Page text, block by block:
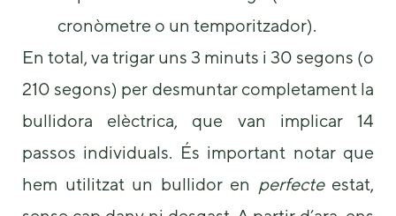
cronòmetre o un temporitzador).
En total, va trigar uns 3 minuts i 30 segons (o
210 segons) per desmuntar completament la
bullidora elèctrica, que van implicar 14
passos individuals. És important notar que
hem utilitzat un bullidor en perfecteestat,